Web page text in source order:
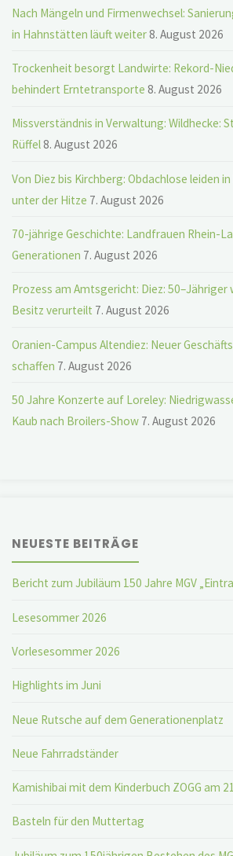
Nach Mängeln und Firmenwechsel:
in Hahnstätten läuft weiter8. August 2026
Trockenheit besorgt Landwirte: Rekord-
behindert Erntetransporte 8. August 2026
Missverständnis in Verwaltung: Wildhecke:
Rüffel8. August 2026
Von Diez bis Kirchberg: Obdachlose leiden
unter der Hitze 7. August 2026
70-jährige Geschichte: Landfrauen Rhein-
Generationen 7. August 2026
Prozess am Amtsgericht: Diez:
Besitz verurteilt 7. August 2026
Oranien-Campus Altendiez: Neuer
schaffen 7. August 2026
50 Jahre Konzerte auf Loreley:
Kaub nach Broilers-Show 7. August 2026
NEUESTE BEITRÄGE
Bericht zum Jubiläum 150 Jahre MGV
Lesesommer 2026
Vorlesesommer 2026
Highlights im Juni
Neue Rutsche auf dem Generationenplatz
Neue Fahrradständer
Kamishibai mit dem Kinderbuch ZOGG am
Basteln für den Muttertag